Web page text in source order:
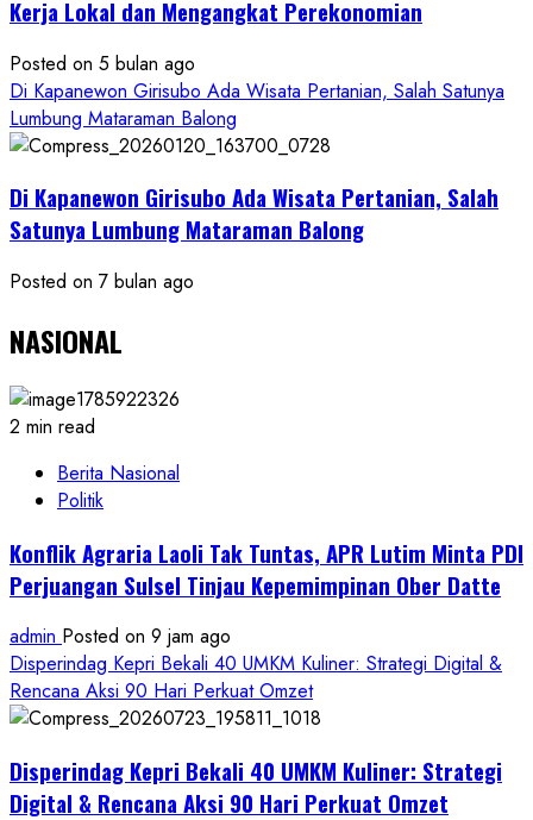
Kerja Lokal dan Mengangkat Perekonomian
Posted on 5 bulan ago
Di Kapanewon Girisubo Ada Wisata Pertanian, Salah Satunya
Lumbung Mataraman Balong
Di Kapanewon Girisubo Ada Wisata Pertanian, Salah
Satunya Lumbung Mataraman Balong
Posted on 7 bulan ago
NASIONAL
2 min read
Berita Nasional
Politik
Konflik Agraria Laoli Tak Tuntas, APR Lutim Minta PDI
Perjuangan Sulsel Tinjau Kepemimpinan Ober Datte
admin Posted on 9 jam ago
Disperindag Kepri Bekali 40 UMKM Kuliner: Strategi Digital &
Rencana Aksi 90 Hari Perkuat Omzet
Disperindag Kepri Bekali 40 UMKM Kuliner: Strategi
Digital & Rencana Aksi 90 Hari Perkuat Omzet